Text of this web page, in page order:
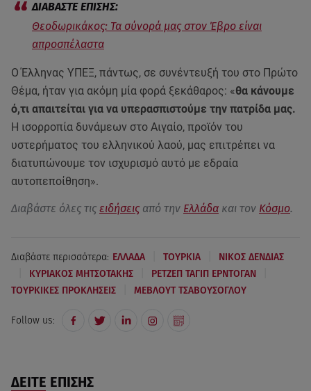
Θεοδωρικάκος: Τα σύνορά μας στον Έβρο είναι
απροσπέλαστα
Ο Έλληνας ΥΠΕΞ, πάντως, σε συνέντευξή του στο Πρώτο
Θέμα, ήταν για ακόμη μία φορά ξεκάθαρος: «θα κάνουμε
ό,τι απαιτείται για να υπερασπιστούμε την πατρίδα μας.
H ισορροπία δυνάμεων στο Αιγαίο, προϊόν του
υστερήματος του ελληνικού λαού, μας επιτρέπει να
διατυπώνουμε τον ισχυρισμό αυτό με εδραία
αυτοπεποίθηση».
Διαβάστε όλες τις ειδήσεις από την Ελλάδα και τον Κόσμο.
Διαβάστε περισσότερα: ΕΛΛΑΔΑ ΤΟΥΡΚΙΑ ΝΙΚΟΣ ΔΕΝΔΙΑΣ
ΚΥΡΙΑΚΟΣ ΜΗΤΣΟΤΑΚΗΣ ΡΕΤΖΕΠ ΤΑΓΙΠ ΕΡΝΤΟΓΑΝ
ΤΟΥΡΚΙΚΕΣ ΠΡΟΚΛΗΣΕΙΣ ΜΕΒΛΟΥΤ ΤΣΑΒΟΥΣΟΓΛΟΥ
Follow us:
ΔΕΙΤΕ ΕΠΙΣΗΣ